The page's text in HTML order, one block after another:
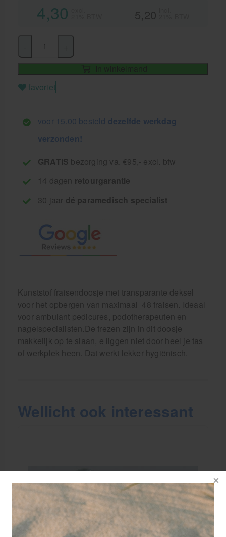
4,30 5,20
In winkelmand
favoriet
voor 15.00 besteld dezelfde werkdag
verzonden!
GRATIS bezorging va. €95,- excl. btw
14 dagen retourgarantie
30 jaar dé paramedisch specialist
Kunststof fraisendoosje met transparante deksel
voor het opbergen van maximaal 48 fraisen. Ideaal
voor ambulant pedicures, podotherapeuten en
nagelspecialisten.De frezen zijn in dit doosje
makkelijk op te slaan, e liggen niet door heel je tas
of werkplek heen. Dat werkt lekker hygiënisch.
Wellicht ook interessant